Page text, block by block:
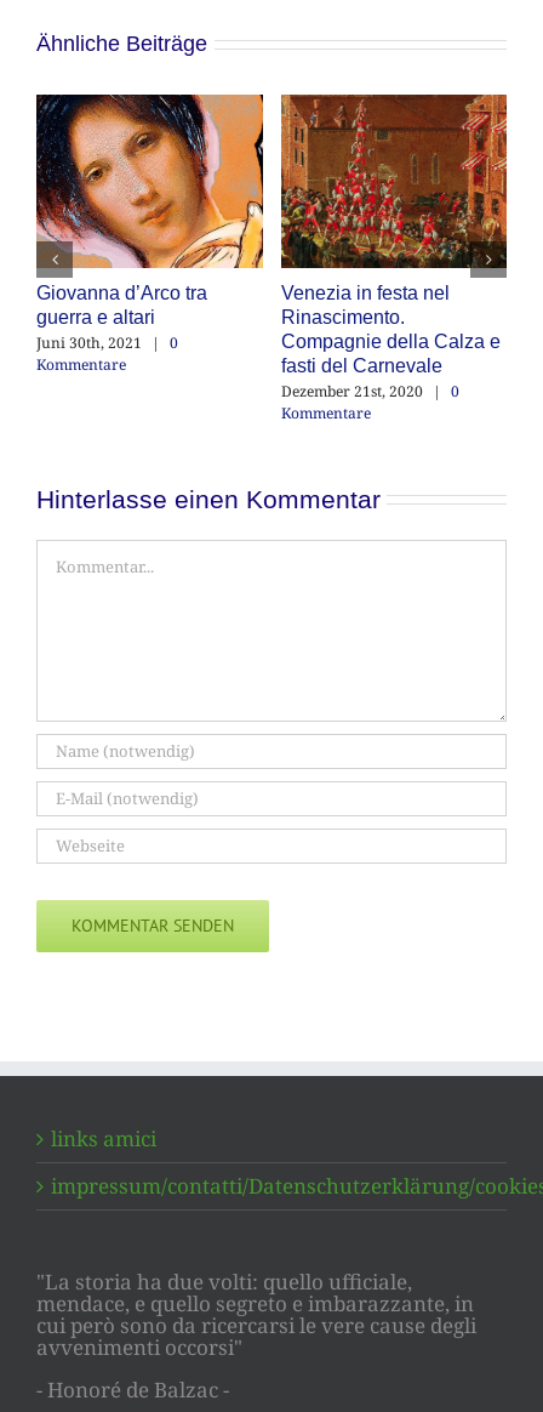
Ähnliche Beiträge
Giovanna d’Arco tra
guerra e altari
Juni 30th, 2021
|
0
Kommentare
Venezia in festa nel
Rinascimento.
Compagnie della Calza e
fasti del Carnevale
Dezember 21st, 2020
|
0
Kommentare
Hinterlasse einen Kommentar
Kommentar
links amici
impressum/contatti/Datenschutzerklärung/
"La storia ha due volti: quello ufficiale,
mendace, e quello segreto e imbarazzante, in
cui però sono da ricercarsi le vere cause degli
avvenimenti occorsi"
- Honoré de Balzac -